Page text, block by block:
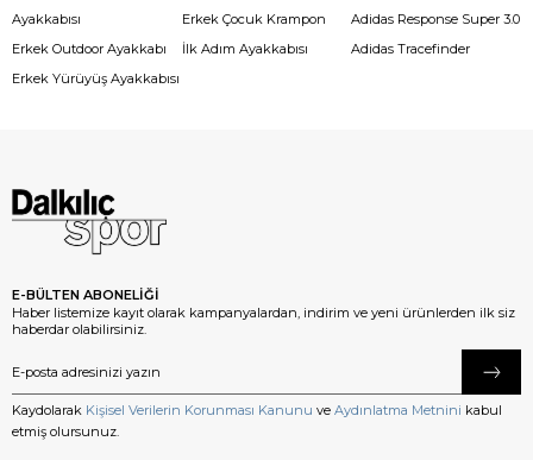
Ayakkabısı
Erkek Outdoor Ayakkabı
Erkek Yürüyüş Ayakkabısı
Erkek Çocuk Krampon
İlk Adım Ayakkabısı
Adidas Response Super 3.0
Adidas Tracefinder
E-BÜLTEN ABONELİĞİ
Haber listemize kayıt olarak kampanyalardan, indirim ve yeni ürünlerden ilk siz
haberdar olabilirsiniz.
Kaydolarak Kişisel Verilerin Korunması Kanunu ve Aydınlatma Metnini kabul
etmiş olursunuz.